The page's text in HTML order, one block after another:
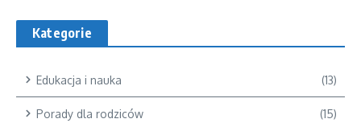
Kategorie
Edukacja i nauka (13)
Porady dla rodziców (15)